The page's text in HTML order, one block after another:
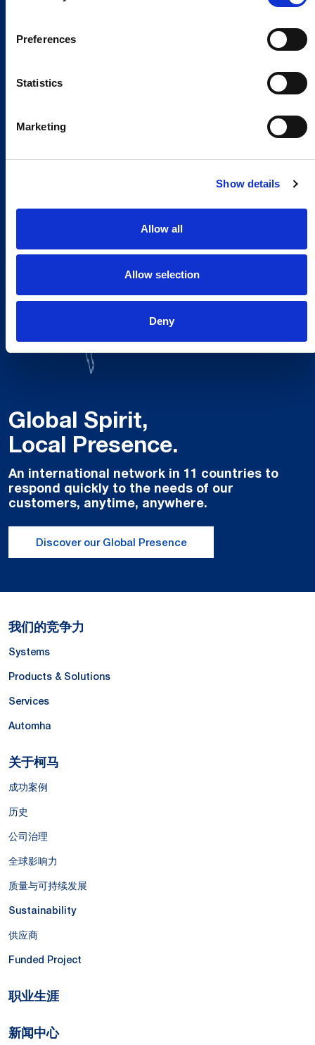
Preferences
Statistics
Marketing
Show details
Allow all
Allow selection
Deny
Global Spirit,
Local Presence.
An international network in 11 countries to
respond quickly to the needs of our
customers, anytime, anywhere.
Discover our Global Presence
我们的竞争力
Systems
Products & Solutions
Services
Automha
关于柯马
成功案例
历史
公司治理
全球影响力
质量与可持续发展
Sustainability
供应商
Funded Project
职业生涯
新闻中心